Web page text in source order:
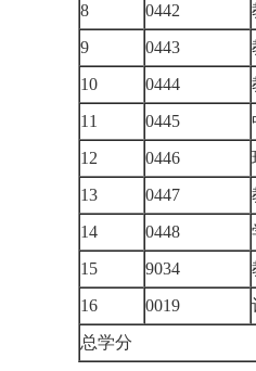
8
0442
9
0443
10
0444
11
0445
12
0446
13
0447
14
0448
15
9034
16
0019
总学分